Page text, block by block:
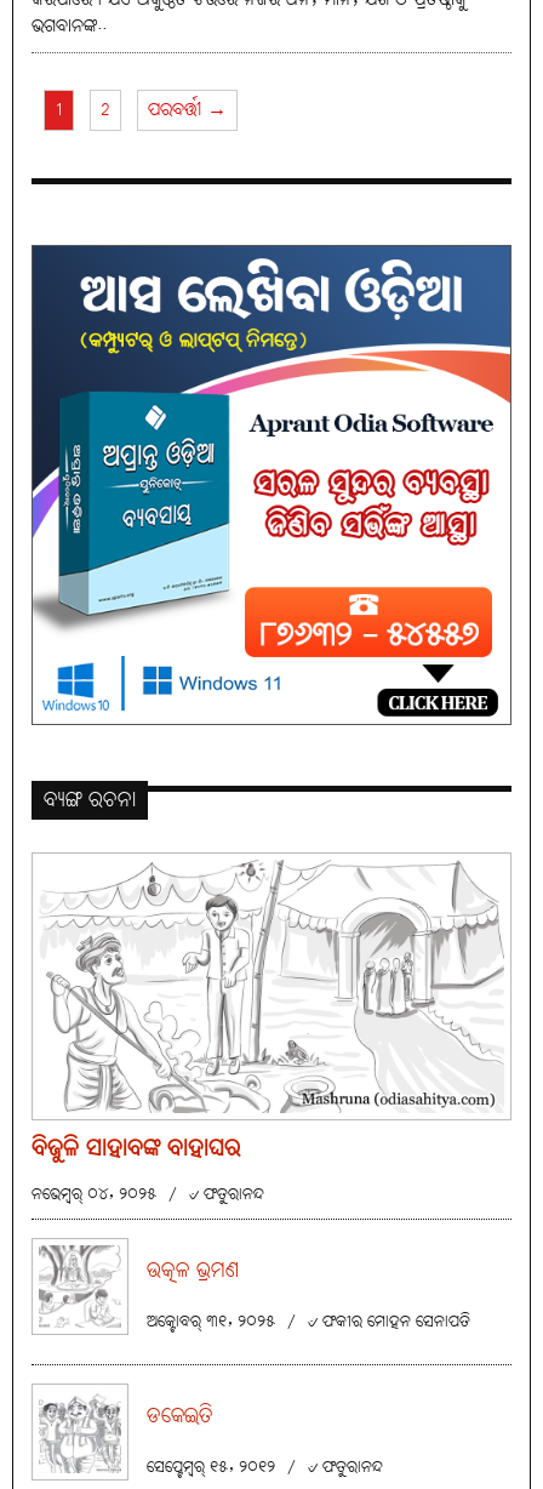
ଭଗବାନଙ୍କ..
1 2 ପରବର୍ତ୍ତୀ →
ବ୍ୟଙ୍ଗ ରଚନା
ବିଜୁଳି ସାହାବଙ୍କ ବାହାଘର
ନଭେମ୍ବର୍ ୦୪, ୨୦୨୫ / ୰ ଫତୁରାନନ୍ଦ
ଉତ୍କଳ ଭ୍ରମଣ
ଅକ୍ଟୋବର୍ ୩୧, ୨୦୨୫ / ୰ ଫକୀର ମୋହନ ସେନାପତି
ଡକେଇତି
ସେପ୍ଟେମ୍ବର୍ ୧୫, ୨୦୧୨ / ୰ ଫତୁରାନନ୍ଦ